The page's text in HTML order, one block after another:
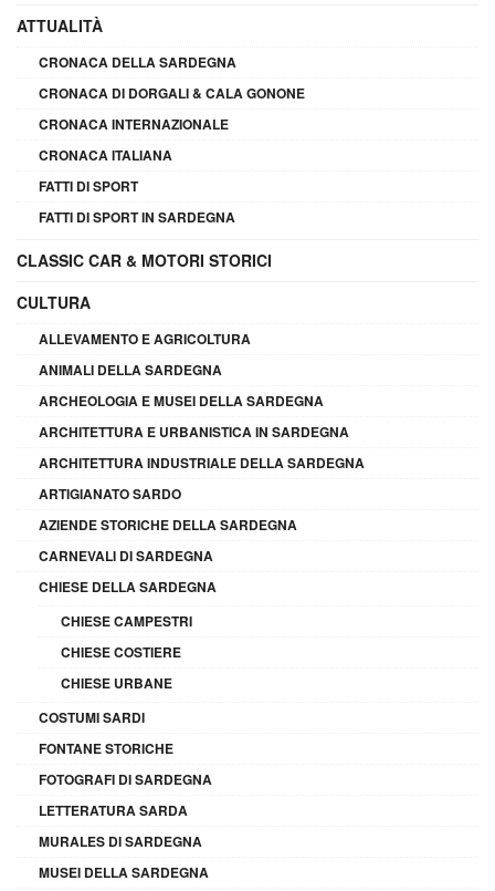
ATTUALITÀ
CRONACA DELLA SARDEGNA
CRONACA DI DORGALI & CALA GONONE
CRONACA INTERNAZIONALE
CRONACA ITALIANA
FATTI DI SPORT
FATTI DI SPORT IN SARDEGNA
CLASSIC CAR & MOTORI STORICI
CULTURA
ALLEVAMENTO E AGRICOLTURA
ANIMALI DELLA SARDEGNA
ARCHEOLOGIA E MUSEI DELLA SARDEGNA
ARCHITETTURA E URBANISTICA IN SARDEGNA
ARCHITETTURA INDUSTRIALE DELLA SARDEGNA
ARTIGIANATO SARDO
AZIENDE STORICHE DELLA SARDEGNA
CARNEVALI DI SARDEGNA
CHIESE DELLA SARDEGNA
CHIESE CAMPESTRI
CHIESE COSTIERE
CHIESE URBANE
COSTUMI SARDI
FONTANE STORICHE
FOTOGRAFI DI SARDEGNA
LETTERATURA SARDA
MURALES DI SARDEGNA
MUSEI DELLA SARDEGNA